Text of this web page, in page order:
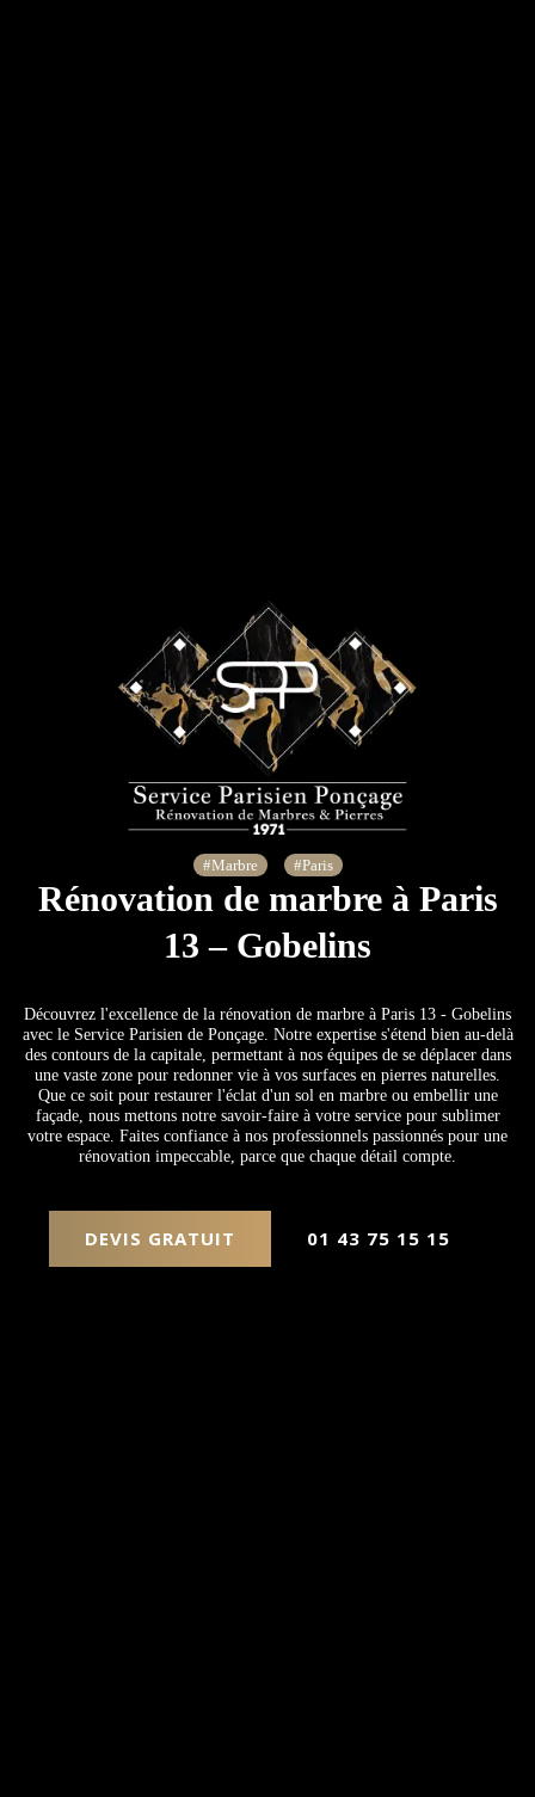
#Marbre #Paris
Rénovation de marbre à Paris
13 – Gobelins
Découvrez l'excellence de la rénovation de marbre à Paris 13 - Gobelins
avec le Service Parisien de Ponçage. Notre expertise s'étend bien au-delà
des contours de la capitale, permettant à nos équipes de se déplacer dans
une vaste zone pour redonner vie à vos surfaces en pierres naturelles.
Que ce soit pour restaurer l'éclat d'un sol en marbre ou embellir une
façade, nous mettons notre savoir-faire à votre service pour sublimer
votre espace. Faites confiance à nos professionnels passionnés pour une
rénovation impeccable, parce que chaque détail compte.
DEVIS GRATUIT 01 43 75 15 15